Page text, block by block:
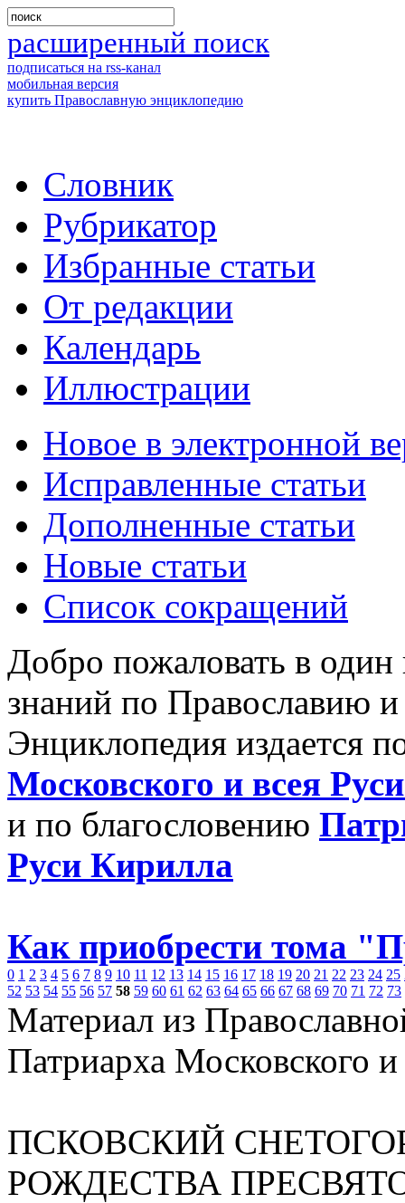
расширенный поиск
подписаться на rss-канал
мобильная версия
купить Православную энциклопедию
Словник
Рубрикатор
Избранные статьи
От редакции
Календарь
Иллюстрации
Новое в электронной
Исправленные статьи
Дополненные статьи
Новые статьи
Список сокращений
Добро пожаловать в
знаний по Православию
Энциклопедия издается
Московского и всея
и по благословению
Руси Кирилла
Как приобрести тома
0 1 2 3 4 5 6 7 8 9 10 11 12 13 14 15 16 17 18 19 20 21 22 23 24 25
52 53 54 55 56 57 58 59 60 61 62 63 64 65 66 67 68 69 70 71 72 73
Материал из
Патриарха Московского
ПСКОВСКИЙ
РОЖДЕСТВА